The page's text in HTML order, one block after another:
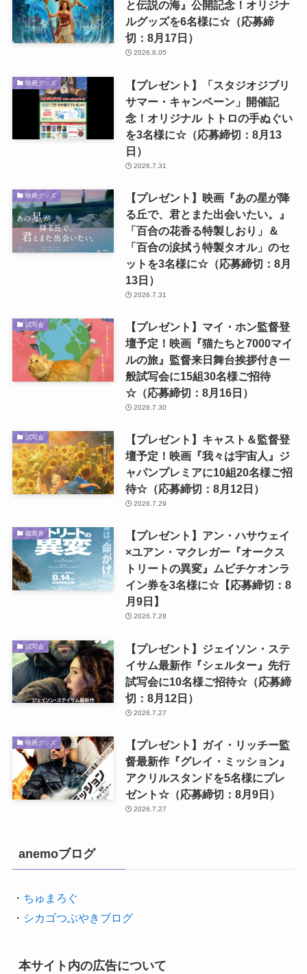
と伝説の海』公開記念！オリジナ
ルグッズを6名様に☆（応募締
切：8月17日）
2026.8.05
映画グッズ
【プレゼント】「スタジオジブリ
サマー・キャンペーン」開催記
念！オリジナル トトロの手ぬぐい
を3名様に☆（応募締切：8月13
日）
2026.7.31
映画グッズ
【プレゼント】映画『あの星が降
る丘で、君とまた出会いたい。』
「百合の花香る特製しおり」＆
「百合の涙拭う特製タオル」のセ
ットを3名様に☆（応募締切：8月
13日）
2026.7.31
試写会
【プレゼント】マイ・ホン監督登
壇予定！映画『猫たちと7000マイ
ルの旅』監督来日舞台挨拶付き一
般試写会に15組30名様ご招待
☆（応募締切：8月16日）
2026.7.30
試写会
【プレゼント】キャスト＆監督登
壇予定！映画『我々は宇宙人』ジ
ャパンプレミアに10組20名様ご招
待☆（応募締切：8月12日）
2026.7.29
鑑賞券
【プレゼント】アン・ハサウェイ
×ユアン・マクレガー『オークス
トリートの異変』ムビチケオンラ
イン券を3名様に☆【応募締切：8
月9日】
2026.7.28
試写会
【プレゼント】ジェイソン・ステ
イサム最新作『シェルター』先行
試写会に10名様ご招待☆（応募締
切：8月12日）
2026.7.27
映画グッズ
【プレゼント】ガイ・リッチー監
督最新作『グレイ・ミッション』
アクリルスタンドを5名様にプレ
ゼント☆（応募締切：8月9日）
2026.7.27
anemoブログ
・ ちゅまろぐ
・ シカゴつぶやきブログ
本サイト内の広告について